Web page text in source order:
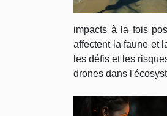
impacts à la fois
affectent la faune et
les défis et les
drones dans